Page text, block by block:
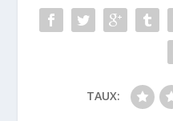
TAUX: